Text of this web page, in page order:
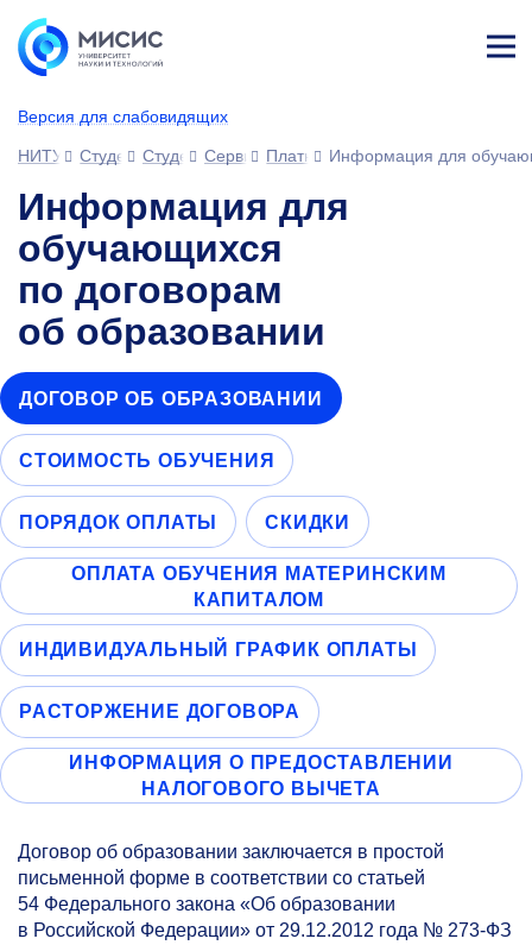
Версия для слабовидящих
ине
НИТУ МИСИС
СтудентамСтуденческий офис
Сервисы для обучающихся
Платное обучение
Информация для
Информация для
обучающихся
по договорам
об образовании
ДОГОВОР ОБ ОБРАЗОВАНИИ
СТОИМОСТЬ ОБУЧЕНИЯ
ПОРЯДОК ОПЛАТЫ СКИДКИ
ОПЛАТА ОБУЧЕНИЯ МАТЕРИНСКИМ
КАПИТАЛОМ
ИНДИВИДУАЛЬНЫЙ ГРАФИК ОПЛАТЫ
РАСТОРЖЕНИЕ ДОГОВОРА
ИНФОРМАЦИЯ О ПРЕДОСТАВЛЕНИИ
НАЛОГОВОГО ВЫЧЕТА
Договор об образовании заключается в простой
письменной форме в соответствии со статьей
54 Федерального закона «Об образовании
в Российской Федерации» от 29.12.2012 года № 273-ФЗ